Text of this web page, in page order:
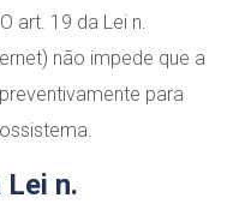
art. 19 da Lei n.
não impede que a
para
n.